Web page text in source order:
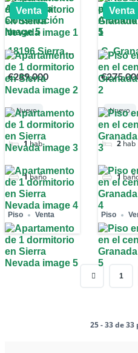
Venta
18196 Sierra
Nevada,
Granada,
España
€289,000
Nuevo
1 hab
1 baño
Piso Venta
Venta
C.
Ronda,
España
Nuevo
2 hab
1
Piso
1
25 - 33 de